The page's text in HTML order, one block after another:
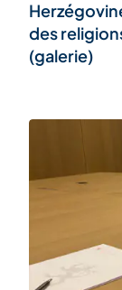
des
(galerie)